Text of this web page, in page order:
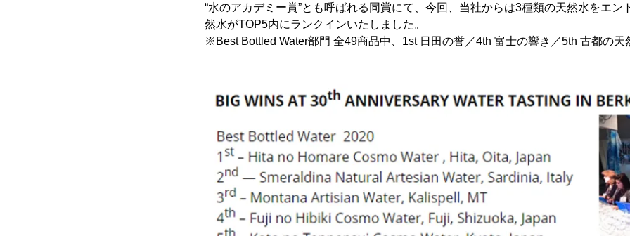
“水のアカデミー賞”とも呼ばれる同賞にて、今回、当社からは3種類の天然水をエン
然水がTOP5内にランクインいたしました。
※Best Bottled Water部門 全49商品中、1st 日田の誉／4th 富士の響き／5th 古都の天